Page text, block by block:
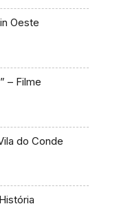
Oeste
– Filme
do Conde